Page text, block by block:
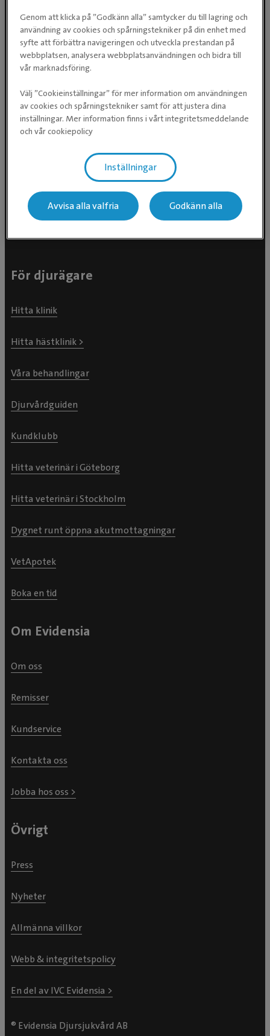
Följ oss i sociala medier
Evidensia Djursjukvård AB
115 28 Stockholm
För djurägare
Hitta klinik
Hitta hästklinik >
Våra behandlingar
Djurvårdguiden
Kundklubb
Hitta veterinär i Göteborg
Hitta veterinär i Stockholm
Dygnet runt öppna akutmottagningar
VetApotek
Boka en tid
Om Evidensia
Om oss
Remisser
Kundservice
Kontakta oss
Jobba hos oss >
Övrigt
Press
Nyheter
Allmänna villkor
Webb & integritetspolicy
En del av IVC Evidensia >
® Evidensia Djursjukvård AB
Genom att klicka på ”Godkänn alla” samtycker du till lagring och
användning av cookies och spårningstekniker på din enhet med
syfte att förbättra navigeringen och utveckla prestandan på
webbplatsen, analysera webbplatsanvändningen och bidra till
vår marknadsföring.
Välj ”Cookieinställningar” för mer information om användningen
av cookies och spårningstekniker samt för att justera dina
inställningar. Mer information finns i vårt integritetsmeddelande
och vår cookiepolicy
Inställningar
Avvisa alla valfria Godkänn alla